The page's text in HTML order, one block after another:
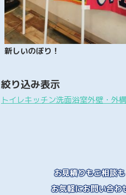
新しいのぼり！
絞り込み表示
トイレキッチン洗面浴室外壁・外
お見積りもご相談も
お気軽にお問い合わ